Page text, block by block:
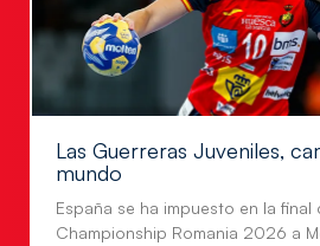
Las Guerreras Juveniles,
mundo
España se ha impuesto en la final
Championship Romania 2026 a